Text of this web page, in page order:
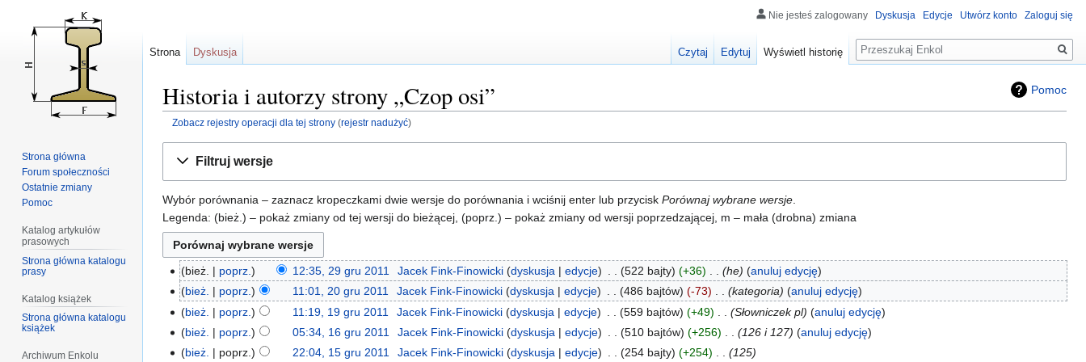
Pomoc
Historia i autorzy strony „Czop osi”
Zobacz rejestry operacji dla tej strony(rejestr nadużyć)
Filtruj wersje
Wybór porównania – zaznacz kropeczkami dwie wersje do porównania i wciśnij enter lub przycisk Porównaj wybrane wersje
Legenda: (bież.) – pokaż zmiany od tej wersji do bieżącej, (poprz.) – pokaż zmiany od wersji poprzedzającej, m – mała (drobna) zmiana
bież. poprz. 12:35, 29 gru 2011 Jacek Fink-Finowicki dyskusja edycje 522 bajty +36 he
anuluj edycję
bież.
poprz. 11:01, 20 gru 2011 Jacek Fink-Finowicki dyskusja edycje 486 bajtów -73 kategoria
anuluj edycję
bież.
poprz. 11:19, 19 gru 2011 Jacek Fink-Finowicki dyskusja edycje 559 bajtów +49 Słowniczek pl
anuluj edycję
bież.
poprz. 05:34, 16 gru 2011 Jacek Fink-Finowicki dyskusja edycje 510 bajtów +256 126 i 127
anuluj edycję
bież.
poprz. 22:04, 15 gru 2011 Jacek Fink-Finowicki dyskusja edycje 254 bajty +254 125
Nie jesteś zalogowany Dyskusja Edycje Utwórz konto Zaloguj się
Strona Dyskusja Czytaj Edytuj Wyświetl historię
Szukaj
Strona główna
Forum społeczności
Ostatnie zmiany
Pomoc
Katalog artykułów
prasowych
Strona główna katalogu
prasy
Katalog książek
Strona główna katalogu
książek
Archiwum Enkolu